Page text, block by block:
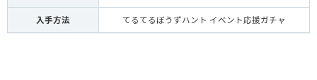
入手方法 てるてるぼうずハント イベント応援ガチャ